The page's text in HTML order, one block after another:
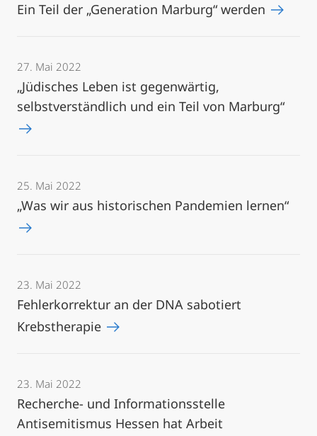
Ein Teil der „Generation Marburg“ werden
27. Mai 2022
„Jüdisches Leben ist gegenwärtig,
selbstverständlich und ein Teil von Marburg“
25. Mai 2022
„Was wir aus historischen Pandemien lernen“
23. Mai 2022
Fehlerkorrektur an der DNA sabotiert
Krebstherapie
23. Mai 2022
Recherche- und Informationsstelle
Antisemitismus Hessen hat Arbeit